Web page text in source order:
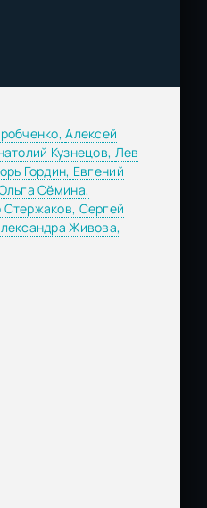
Алексей
Кузнецов, Лев
Гордин, Евгений
Сёмина,
Сергей
Живова,